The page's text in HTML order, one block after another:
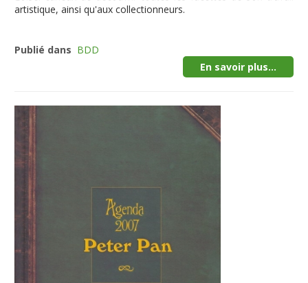
artistique, ainsi qu'aux collectionneurs.
Publié dans BDD
En savoir plus...